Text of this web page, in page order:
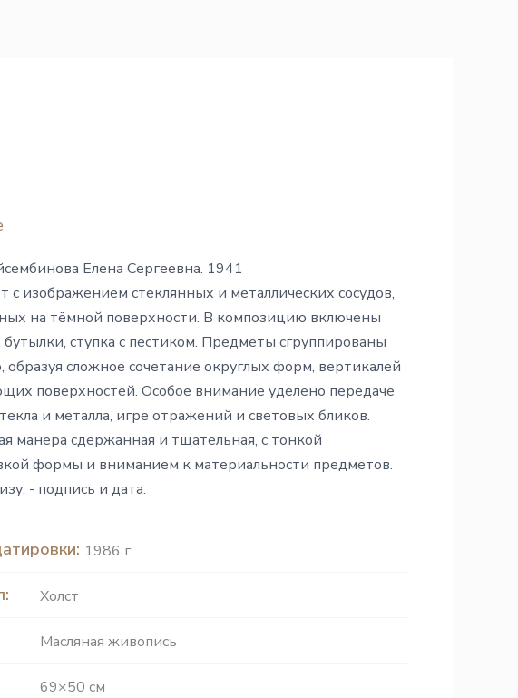
Елена Сергеевна. 1941
с изображением стеклянных и металлических сосудов,
на тёмной поверхности. В композицию включены
ступка с пестиком. Предметы сгруппированы
образуя сложное сочетание округлых форм, вертикалей
поверхностей. Особое внимание уделено передаче
и металла, игре отражений и световых бликов.
манера сдержанная и тщательная, с тонкой
формы и вниманием к материальности предметов.
- подпись и дата.
1986 г.
Холст
Масляная живопись
69×50 см